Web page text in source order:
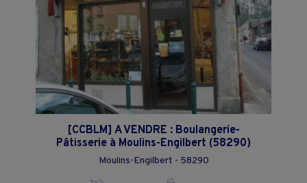
[CCBLM] A VENDRE : Boulangerie-
Pâtisserie à Moulins-Engilbert (58290)
Moulins-Engilbert - 58290